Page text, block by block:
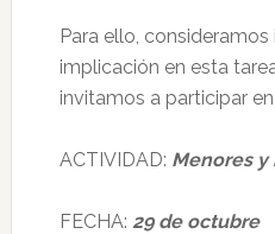
Para ello,
implicación en esta
invitamos a participar
ACTIVIDAD: Menores
FECHA: 29 de octubre